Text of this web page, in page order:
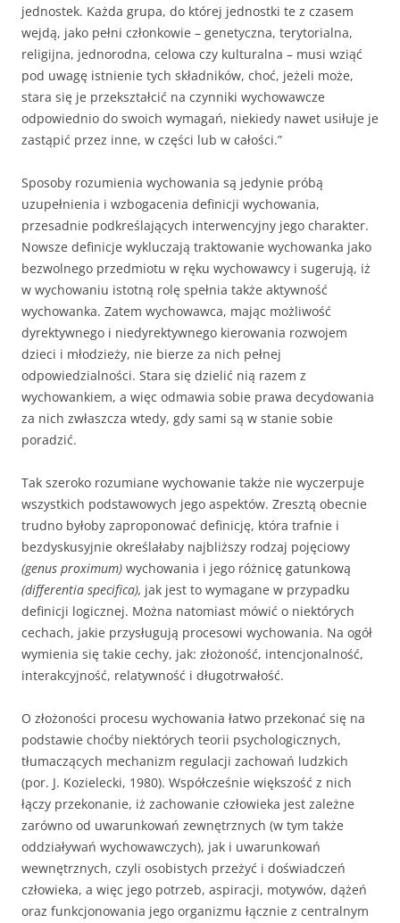
jednostek. Każda grupa, do której jednostki te z czasem
wejdą, jako pełni członkowie – genetyczna, terytorialna,
religijna, jednorodna, celowa czy kulturalna – musi wziąć
pod uwagę istnienie tych składników, choć, jeżeli może,
stara się je przekształcić na czynniki wychowawcze
odpowiednio do swoich wymagań, niekiedy nawet usiłuje je
zastąpić przez inne, w części lub w całości.”
Sposoby rozumienia wychowania są jedynie próbą
uzupełnienia i wzbogacenia definicji wychowania,
przesadnie podkreślających inter­wencyjny jego charakter.
Nowsze definicje wykluczają traktowanie wy­chowanka jako
bezwolnego przedmiotu w ręku wychowawcy i sugeru­ją, iż
w wychowaniu istotną rolę spełnia także aktywność
wychowanka. Zatem wychowawca, mając możliwość
dyrektywnego i niedyrektywnego kierowania rozwojem
dzieci i młodzieży, nie bierze za nich pełnej
odpowiedzialności. Stara się dzielić nią razem z
wychowankiem, a więc odmawia sobie prawa decydowania
za nich zwłaszcza wtedy, gdy sami są w stanie sobie
poradzić.
Tak szeroko rozumiane wychowanie także nie wyczerpuje
wszy­stkich podstawowych jego aspektów. Zresztą obecnie
trudno byłoby za­proponować definicję, która trafnie i
bezdyskusyjnie określałaby najbliż­szy rodzaj pojęciowy
(genus proximum) wychowania i jego różnicę gatun­kową
(differentia specifica), jak jest to wymagane w przypadku
definicji logicznej. Można natomiast mówić o niektórych
cechach, jakie przysłu­gują procesowi wychowania. Na ogół
wymienia się takie cechy, jak: zło­żoność, intencjonalność,
interakcyjność, relatywność i długotrwałość.
O złożoności procesu wychowania łatwo przekonać się na
pod­stawie choćby niektórych teorii psychologicznych,
tłumaczących mecha­nizm regulacji zachowań ludzkich
(por. J. Kozielecki, 1980). Współcześ­nie większość z nich
łączy przekonanie, iż zachowanie człowieka jest za­leżne
zarówno od uwarunkowań zewnętrznych (w tym także
oddziały­wań wychowawczych), jak i uwarunkowań
wewnętrznych, czyli osobis­tych przeżyć i doświadczeń
człowieka, a więc jego potrzeb, aspiracji, motywów, dążeń
oraz funkcjonowania jego organizmu łącznie z central­nym